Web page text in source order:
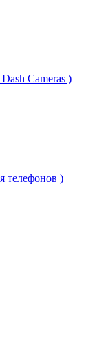
Cameras )
телефонов )